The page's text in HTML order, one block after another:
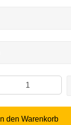
In den Warenkorb